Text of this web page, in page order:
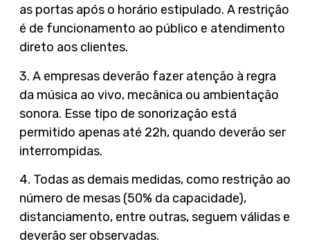
as portas após o horário estipulado. A restrição
é de funcionamento ao público e atendimento
direto aos clientes.
3. A empresas deverão fazer atenção à regra
da música ao vivo, mecânica ou ambientação
sonora. Esse tipo de sonorização está
permitido apenas até 22h, quando deverão ser
interrompidas.
4. Todas as demais medidas, como restrição ao
número de mesas (50% da capacidade),
distanciamento, entre outras, seguem válidas e
deverão ser observadas.